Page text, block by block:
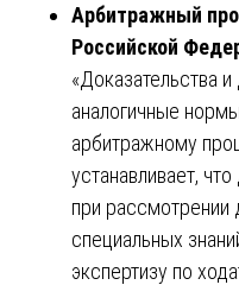
Арбитражный
Российской
«Доказательства
аналогичные
арбитражному
устанавливает,
при
специальных
экспертизу по